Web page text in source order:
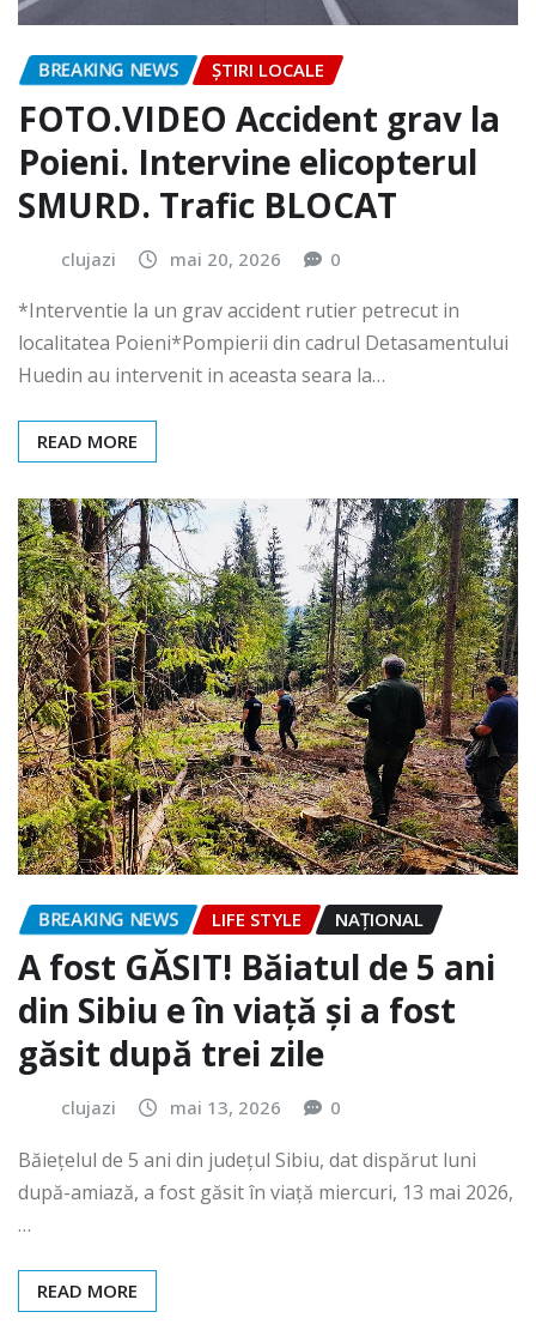
BREAKING NEWS ȘTIRI LOCALE
FOTO.VIDEO Accident grav la
Poieni. Intervine elicopterul
SMURD. Trafic BLOCAT
clujazi mai 20, 2026 0
*Interventie la un grav accident rutier petrecut in
localitatea Poieni*Pompierii din cadrul Detasamentului
Huedin au intervenit in aceasta seara la…
READ MORE
BREAKING NEWS LIFE STYLE NAŢIONAL
A fost GĂSIT! Băiatul de 5 ani
din Sibiu e în viață și a fost
găsit după trei zile
clujazi mai 13, 2026 0
Băiețelul de 5 ani din județul Sibiu, dat dispărut luni
după-amiază, a fost găsit în viață miercuri, 13 mai 2026,
…
READ MORE